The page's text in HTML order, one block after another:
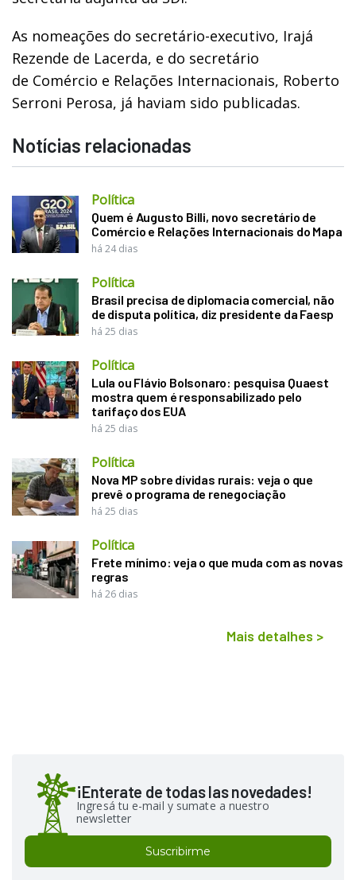
As nomeações do secretário-executivo, Irajá
Rezende de Lacerda, e do secretário
de Comércio e Relações Internacionais, Roberto
Serroni Perosa, já haviam sido publicadas.
Notícias relacionadas
Política
Quem é Augusto Billi, novo secretário de
Comércio e Relações Internacionais do Mapa
há 24 dias
Política
Brasil precisa de diplomacia comercial, não
de disputa política, diz presidente da Faesp
há 25 dias
Política
Lula ou Flávio Bolsonaro: pesquisa Quaest
mostra quem é responsabilizado pelo
tarifaço dos EUA
há 25 dias
Política
Nova MP sobre dívidas rurais: veja o que
prevê o programa de renegociação
há 25 dias
Política
Frete mínimo: veja o que muda com as novas
regras
há 26 dias
Mais detalhes >
¡Enterate de todas las novedades!
Ingresá tu e-mail y sumate a nuestro
newsletter
Suscribirme